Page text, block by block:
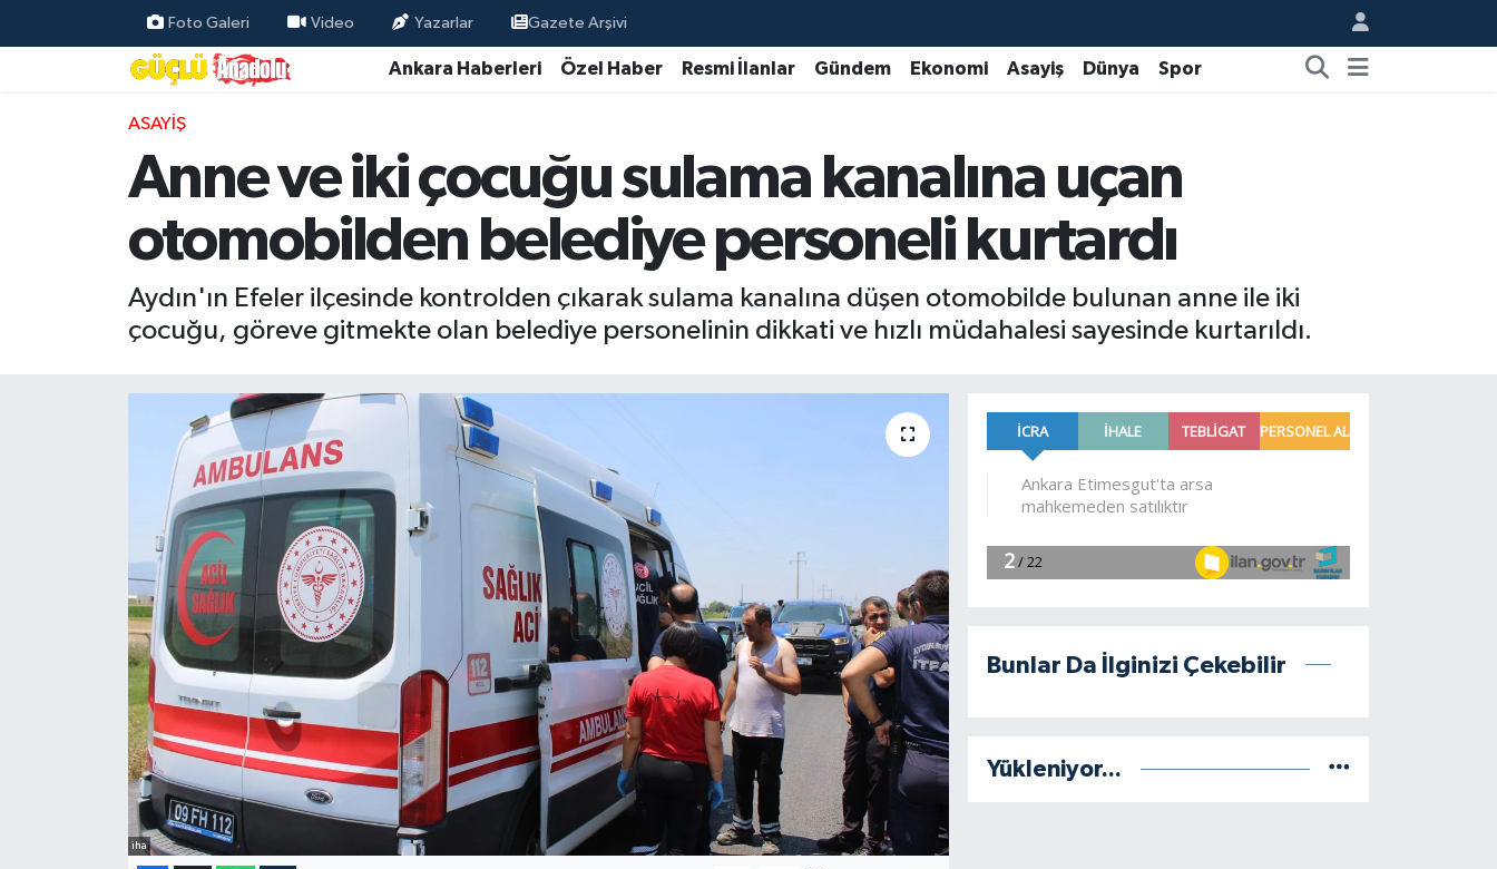
Foto Galeri Video Yazarlar Gazete Arşivi
Ankara Haberleri Özel Haber Resmi İlanlar Gündem Ekonomi Asayiş Dünya Spor
ASAYIŞ
Anne ve iki çocuğu sulama kanalına uçan
otomobilden belediye personeli kurtardı
Aydın'ın Efeler ilçesinde kontrolden çıkarak sulama kanalına düşen otomobilde bulunan anne ile iki
çocuğu, göreve gitmekte olan belediye personelinin dikkati ve hızlı müdahalesi sayesinde kurtarıldı.
iha
Bunlar Da İlginizi Çekebilir
Yükleniyor...
Özel Haber
Resmi İlanlar
Ekonomi
Gündem
Burç Yorumları
Hava Durumu